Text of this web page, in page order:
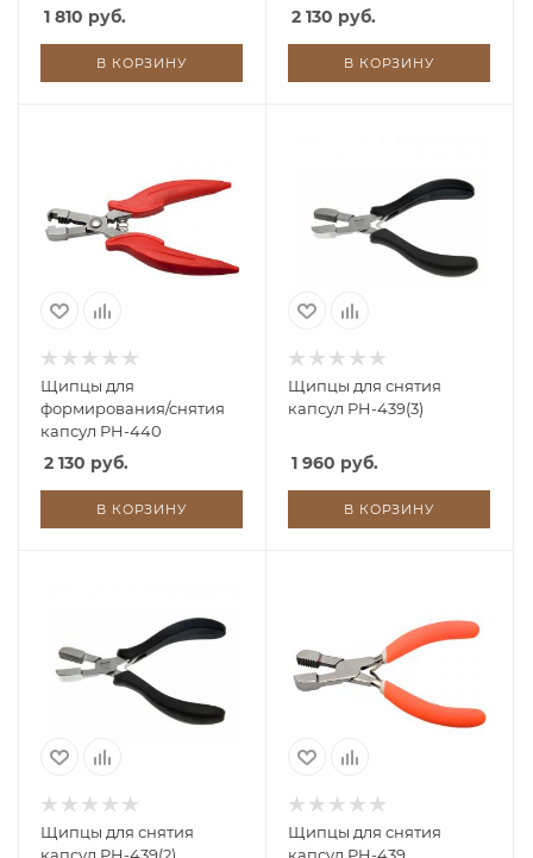
1 810 руб.
В КОРЗИНУ
2 130 руб.
В КОРЗИНУ
Щипцы для
формирования/снятия
капсул PH-440
2 130 руб.
В КОРЗИНУ
Щипцы для снятия
капсул PH-439(3)
1 960 руб.
В КОРЗИНУ
Щипцы для снятия
Щипцы для снятия